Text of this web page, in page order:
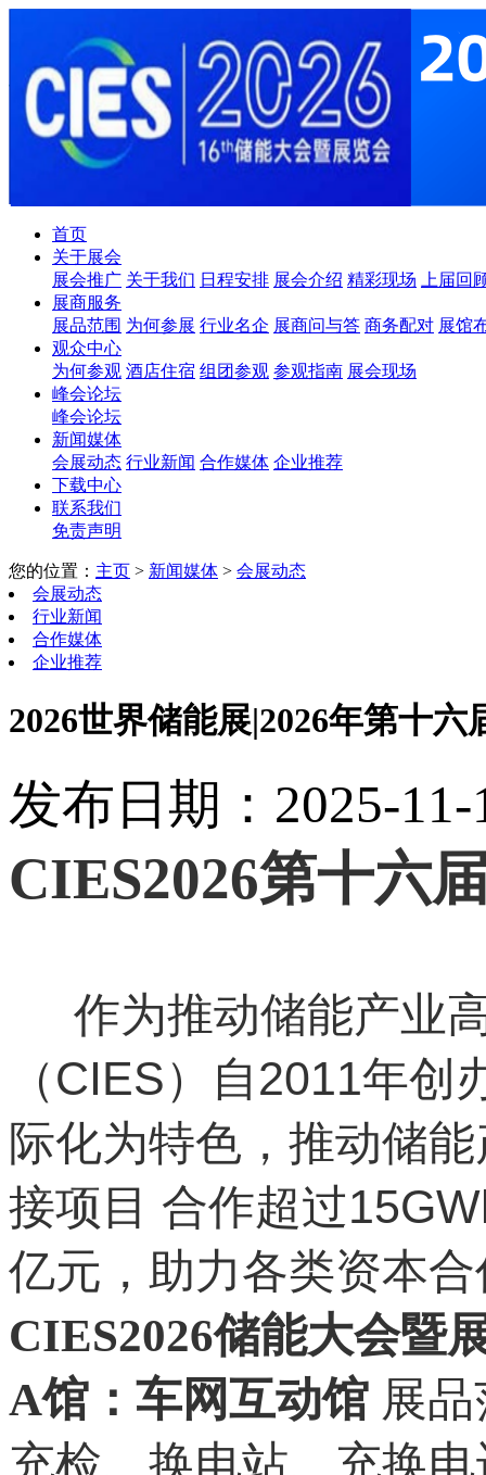
首页
关于展会
展会推广 关于我们 日程安排 展会介绍 精彩现场
上届回
展商服务
展品范围 为何参展 行业名企 展商问与答 商务配对 展馆
观众中心
为何参观 酒店住宿 组团参观 参观指南 展会现场
峰会论坛
峰会论坛
新闻媒体
会展动态 行业新闻 合作媒体 企业推荐
下载中心
联系我们
免责声明
您的位置： 主页 > 新闻媒体 > 会展动态
会展动态
行业新闻
合作媒体
企业推荐
2026世界储能展|2026年第十
发布日期：2025-11-
CIES2026第十六
作为推动储能产业
（CIES）自2011年
际化为特色，推动储
接项目 合作超过
亿元，助力各类资本
CIES2026储能大会暨
A馆：车网互动馆 展
充检、换电站、充换